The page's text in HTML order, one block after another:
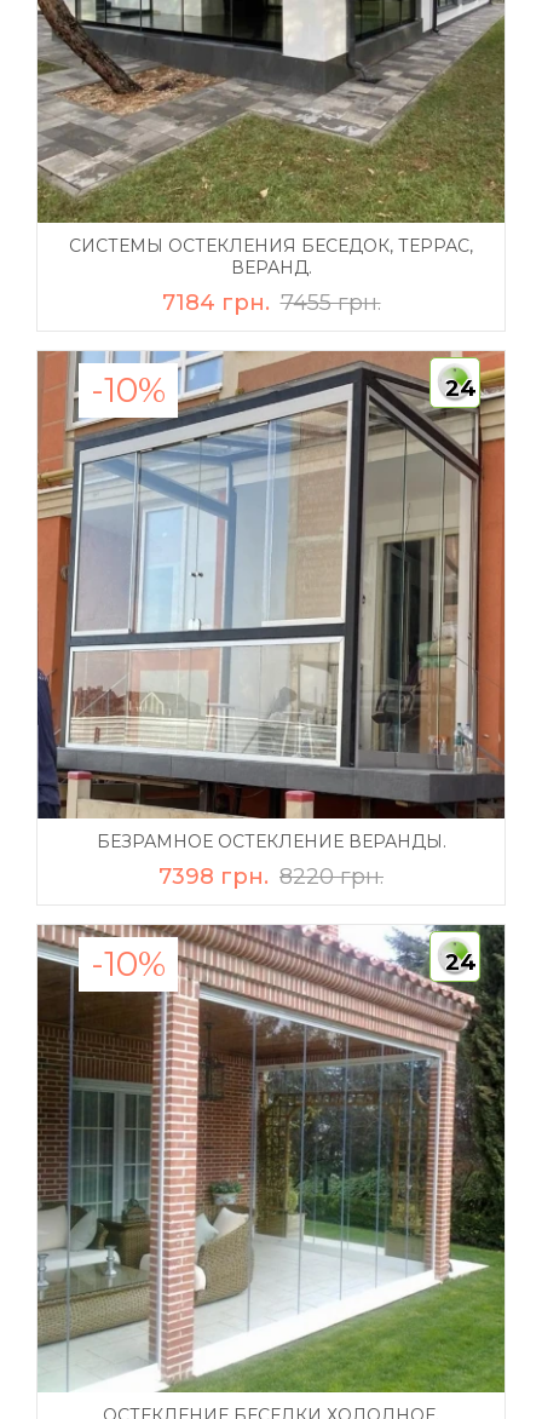
СИСТЕМЫ ОСТЕКЛЕНИЯ БЕСЕДОК, ТЕРРАС,
ВЕРАНД.
7184 грн. 7455 грн.
-10% 24
БЕЗРАМНОЕ ОСТЕКЛЕНИЕ ВЕРАНДЫ.
7398 грн. 8220 грн.
-10% 24